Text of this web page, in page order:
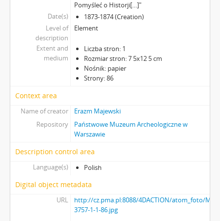
Pomyśleć o Historji[…]"
Date(s)
1873-1874 (Creation)
Level of
description
Element
Extent and
medium
Liczba stron: 1
Rozmiar stron: 7 5x12 5 cm
Nośnik: papier
Strony: 86
Context area
Name of creator
Erazm Majewski
Repository
Państwowe Muzeum Archeologiczne w
Warszawie
Description control area
Language(s) Polish
Digital object metadata
URL
http://cz.pma.pl:8088/4DACTION/atom_foto/MAJ-
3757-1-1-86.jpg